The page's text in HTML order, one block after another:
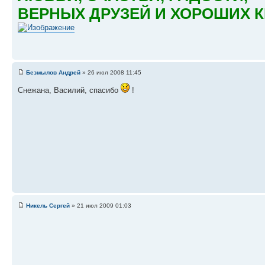
ВЕРНЫХ ДРУЗЕЙ И ХОРОШИХ
Безмылов Андрей » 26 июл 2008 11:45
Снежана, Василий, спасибо !
Никель Сергей » 21 июл 2009 01:03